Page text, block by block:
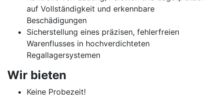
auf Vollständigkeit und erkennbare
Beschädigungen
Sicherstellung eines präzisen, fehlerfreien
Warenflusses in hochverdichteten
Regallagersystemen
Wir bieten
Keine Probezeit!